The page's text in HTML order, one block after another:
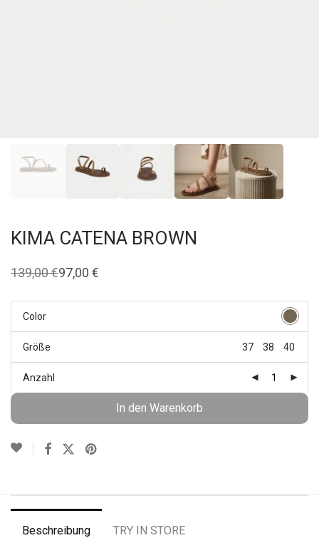
KIMA CATENA BROWN
139,00€
Ursprünglicher97,00 €
Aktueller
Color
Größe 37 38 40
Anzahl
In den Warenkorb
Beschreibung TRY IN STORE